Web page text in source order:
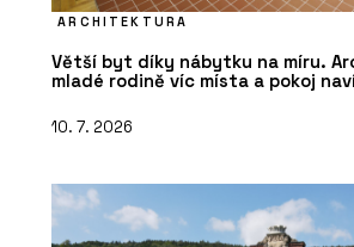
ARCHITEKTURA
Větší byt díky nábytku na míru.
mladé rodině víc místa a pokoj
10. 7. 2026